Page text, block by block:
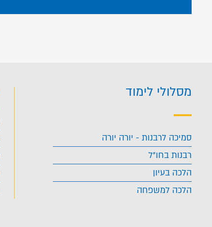
מסלולי לימוד
סמיכה לרבנות - יורה יורה
רבנות בחו"ל
הלכה בעיון
הלכה למשפחה